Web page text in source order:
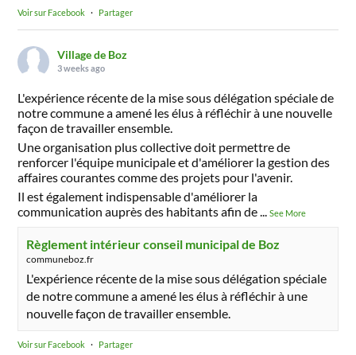
Voir sur Facebook · Partager
Village de Boz
3 weeks ago
L'expérience récente de la mise sous délégation spéciale de
notre commune a amené les élus à réfléchir à une nouvelle
façon de travailler ensemble.
Une organisation plus collective doit permettre de
renforcer l'équipe municipale et d'améliorer la gestion des
affaires courantes comme des projets pour l'avenir.
Il est également indispensable d'améliorer la
communication auprès des habitants afin de
...See More
Règlement intérieur conseil municipal de Boz
communeboz.fr
L'expérience récente de la mise sous délégation spéciale
de notre commune a amené les élus à réfléchir à une
nouvelle façon de travailler ensemble.
Voir sur Facebook · Partager